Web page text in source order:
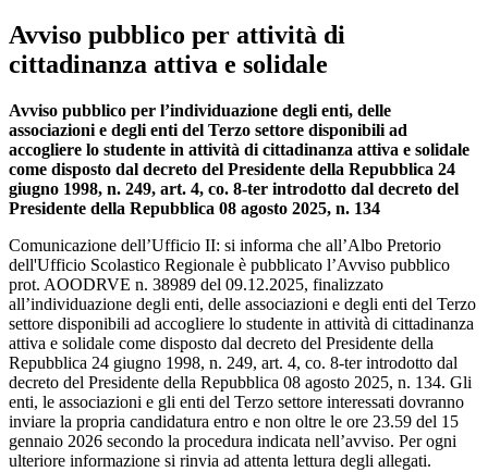
Avviso pubblico per attività di
cittadinanza attiva e solidale
Avviso pubblico per l’individuazione degli enti, delle
associazioni e degli enti del Terzo settore disponibili ad
accogliere lo studente in attività di cittadinanza attiva e solidale
come disposto dal decreto del Presidente della Repubblica 24
giugno 1998, n. 249, art. 4, co. 8-ter introdotto dal decreto del
Presidente della Repubblica 08 agosto 2025, n. 134
Comunicazione dell’Ufficio II: si informa che all’Albo Pretorio
dell'Ufficio Scolastico Regionale è pubblicato l’Avviso pubblico
prot. AOODRVE n. 38989 del 09.12.2025, finalizzato
all’individuazione degli enti, delle associazioni e degli enti del Terzo
settore disponibili ad accogliere lo studente in attività di cittadinanza
attiva e solidale come disposto dal decreto del Presidente della
Repubblica 24 giugno 1998, n. 249, art. 4, co. 8-ter introdotto dal
decreto del Presidente della Repubblica 08 agosto 2025, n. 134. Gli
enti, le associazioni e gli enti del Terzo settore interessati dovranno
inviare la propria candidatura entro e non oltre le ore 23.59 del 15
gennaio 2026 secondo la procedura indicata nell’avviso. Per ogni
ulteriore informazione si rinvia ad attenta lettura degli allegati.